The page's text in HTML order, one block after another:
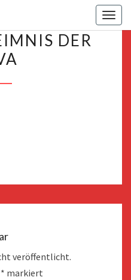
DER
veröffentlicht.
* markiert